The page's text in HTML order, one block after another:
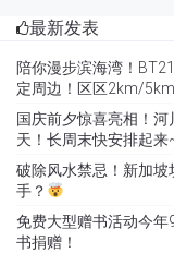
最新发表
陪你漫步滨海湾！
定周边！区区2km/
国庆前夕惊喜亮相！
天！长周末快安排起来
破除风水禁忌！新加
手？
免费大型赠书活动今
书捐赠！